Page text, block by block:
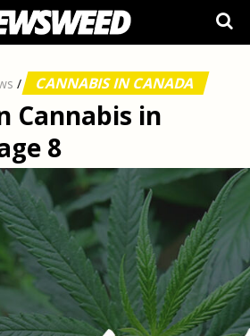
/ CANNABIS IN CANADA
Cannabis in
8